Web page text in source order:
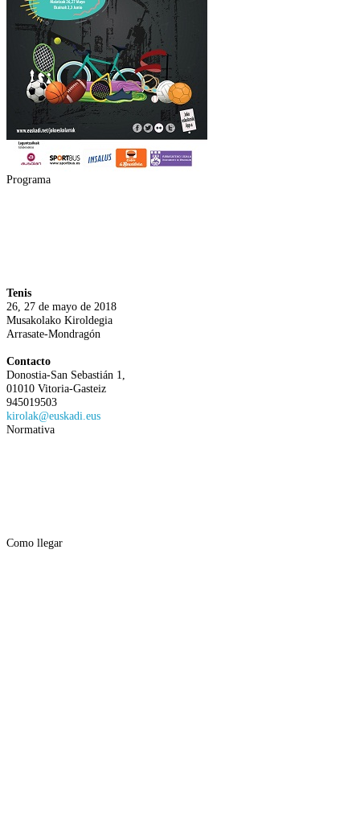
Programa
Tenis
26, 27 de mayo de 2018
Musakolako Kiroldegia
Arrasate-Mondragón
Contacto
Donostia-San Sebastián 1,
01010 Vitoria-Gasteiz
945019503
kirolak@euskadi.eus
Normativa
Como llegar